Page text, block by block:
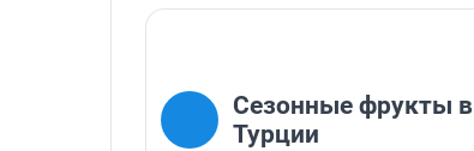
Сезонные фрукты в
Турции